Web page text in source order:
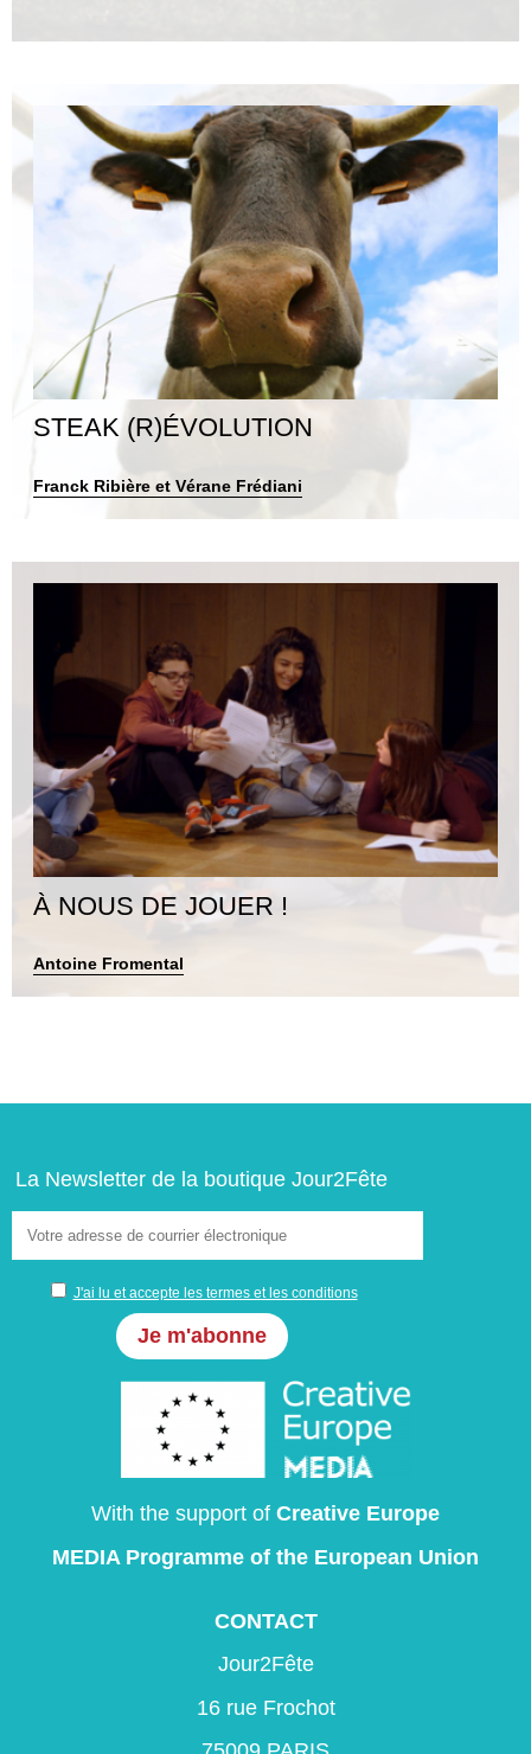
STEAK (R)ÉVOLUTION
Franck Ribière et Vérane Frédiani
À NOUS DE JOUER !
Antoine Fromental
La Newsletter de la boutique Jour2Fête
J'ai lu et accepte les termes et les conditions
With the support of Creative Europe
MEDIA Programme of the European Union
CONTACT
Jour2Fête
16 rue Frochot